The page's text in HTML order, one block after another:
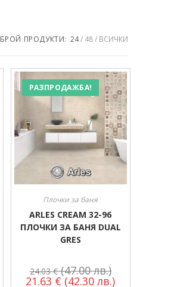
БРОЙ ПРОДУКТИ: 24 48 ВСИЧКИ
РАЗПРОДАЖБА!
Плочки за баня
ARLES CREAM 32-96
ПЛОЧКИ ЗА БАНЯ DUAL
GRES
24.03€ (47.00 лв.)
21.63 € (42.30 лв.)